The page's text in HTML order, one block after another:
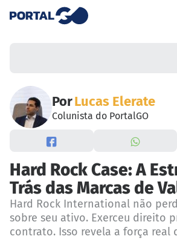
PorLucas Elerate
Colunista do PortalGO
Hard Rock Case: A
Trás das Marcas de
Hard Rock International não
sobre seu ativo. Exerceu direito
contrato. Isso revela a força real